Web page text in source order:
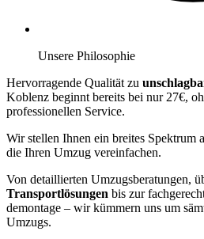
Unsere Philosophie
Hervorragende Qualität zu
Koblenz beginnt bereits bei nur 27€,
professionellen Service.
Wir stellen Ihnen ein breites Spektrum
die Ihren Umzug vereinfachen.
Von detaillierten Umzugsberatungen,
Transportlösungen bis zur
demontage – wir kümmern uns um
Umzugs.